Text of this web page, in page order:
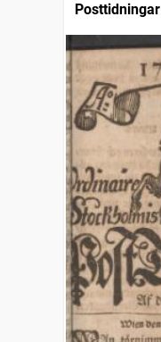
Posttidningar